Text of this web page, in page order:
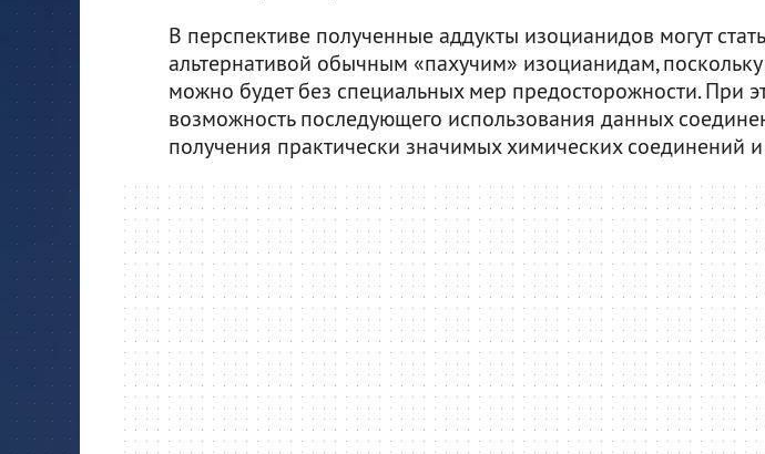
В перспективе полученные аддукты изоцианидов могут
альтернативой обычным «пахучим» изоцианидам, поскольку
можно будет без специальных мер предосторожности. При
возможность последующего использования данных
получения практически значимых химических соединений